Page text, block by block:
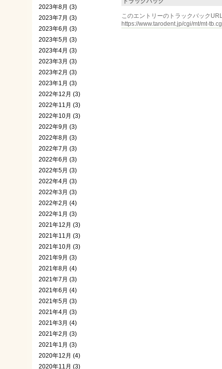
このエントリーのトラックバック
https://www.tarodent.jp/cgi/mt/mt-
2023年8月 (3)
2023年7月 (3)
2023年6月 (3)
2023年5月 (3)
2023年4月 (3)
2023年3月 (3)
2023年2月 (3)
2023年1月 (3)
2022年12月 (3)
2022年11月 (3)
2022年10月 (3)
2022年9月 (3)
2022年8月 (3)
2022年7月 (3)
2022年6月 (3)
2022年5月 (3)
2022年4月 (3)
2022年3月 (3)
2022年2月 (4)
2022年1月 (3)
2021年12月 (3)
2021年11月 (3)
2021年10月 (3)
2021年9月 (3)
2021年8月 (4)
2021年7月 (3)
2021年6月 (4)
2021年5月 (3)
2021年4月 (3)
2021年3月 (4)
2021年2月 (3)
2021年1月 (3)
2020年12月 (4)
2020年11月 (3)